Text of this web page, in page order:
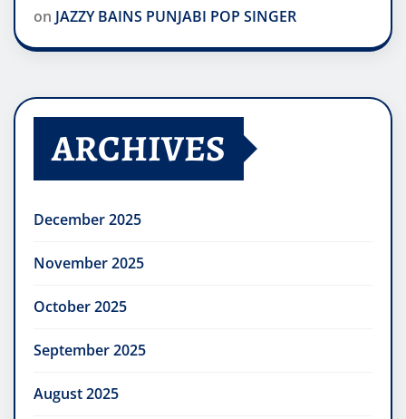
on JAZZY BAINS PUNJABI POP SINGER
ARCHIVES
December 2025
November 2025
October 2025
September 2025
August 2025